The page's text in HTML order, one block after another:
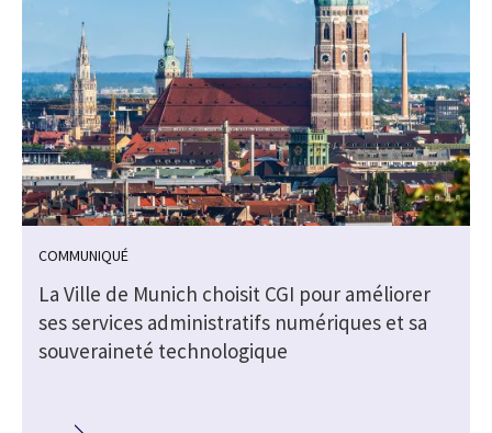
COMMUNIQUÉ
La Ville de Munich choisit CGI pour améliorer
ses services administratifs numériques et sa
souveraineté technologique